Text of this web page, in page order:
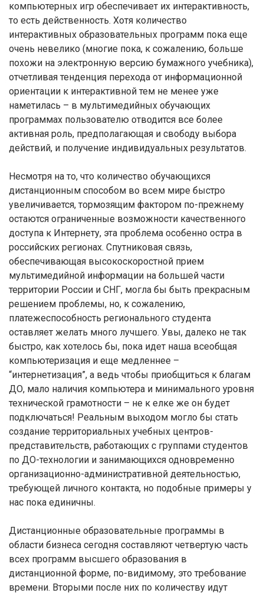
компьютерных игр обеспечивает их интерактивность,
то есть действенность. Хотя количество
интерактивных образовательных программ пока еще
очень невелико (многие пока, к сожалению, больше
похожи на электронную версию бумажного учебника),
отчетливая тенденция перехода от информационной
ориентации к интерактивной тем не менее уже
наметилась – в мультимедийных обучающих
программах пользователю отводится все более
активная роль, предполагающая и свободу выбора
действий, и получение индивидуальных результатов.
Несмотря на то, что количество обучающихся
дистанционным способом во всем мире быстро
увеличивается, тормозящим фактором по-прежнему
остаются ограниченные возможности качественного
доступа к Интернету, эта проблема особенно остра в
российских регионах. Спутниковая связь,
обеспечивающая высокоскоростной прием
мультимедийной информации на большей части
территории России и СНГ, могла бы быть прекрасным
решением проблемы, но, к сожалению,
платежеспособность регионального студента
оставляет желать много лучшего. Увы, далеко не так
быстро, как хотелось бы, пока идет наша всеобщая
компьютеризация и еще медленнее –
“интернетизация”, а ведь чтобы приобщиться к благам
ДО, мало наличия компьютера и минимального уровня
технической грамотности – не к елке же он будет
подключаться! Реальным выходом могло бы стать
создание территориальных учебных центров-
представительств, работающих с группами студентов
по ДО-технологии и занимающихся одновременно
организационно-административной деятельностью,
требующей личного контакта, но подобные примеры у
нас пока единичны.
Дистанционные образовательные программы в
области бизнеса сегодня составляют четвертую часть
всех программ высшего образования в
дистанционной форме, по-видимому, это требование
времени. Вторыми после них по количеству идут